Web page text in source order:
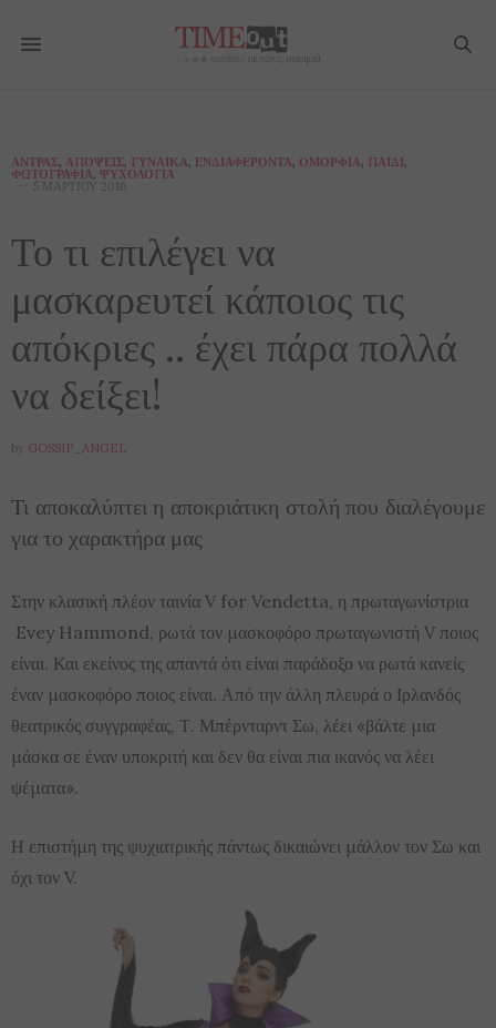
ΆΝΤΡΑΣ, ΑΠΌΨΕΙΣ, ΓΥΝΑΊΚΑ, ΕΝΔΙΑΦΈΡΟΝΤΑ, ΟΜΟΡΦΙΆ, ΠΑΙΔΊ,
ΦΩΤΟΓΡΑΦΊΑ, ΨΥΧΟΛΟΓΊΑ
5 ΜΑΡΤΊΟΥ 2016
Το τι επιλέγει να
μασκαρευτεί κάποιος τις
απόκριες .. έχει πάρα πολλά
να δείξει!
by GOSSIP_ANGEL
Τι αποκαλύπτει η αποκριάτικη στολή που διαλέγουμε
για το χαρακτήρα μας
Στην κλασική πλέον ταινία V for Vendetta, η πρωταγωνίστρια
Evey Hammond, ρωτά τον μασκοφόρο πρωταγωνιστή V ποιος
είναι. Και εκείνος της απαντά ότι είναι παράδοξο να ρωτά κανείς
έναν μασκοφόρο ποιος είναι. Από την άλλη πλευρά ο Ιρλανδός
θεατρικός συγγραφέας, Τ. Μπέρνταρντ Σω, λέει «βάλτε μια
μάσκα σε έναν υποκριτή και δεν θα είναι πια ικανός να λέει
ψέματα».
Η επιστήμη της ψυχιατρικής πάντως δικαιώνει μάλλον τον Σω και
όχι τον V.